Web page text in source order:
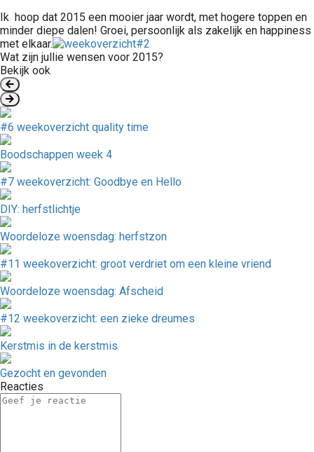
Ik hoop dat 2015 een mooier jaar wordt, met hogere toppen en
minder diepe dalen! Groei, persoonlijk als zakelijk en happiness
met elkaar.
Wat zijn jullie wensen voor 2015?
Bekijk ook
#6 weekoverzicht quality time
Boodschappen week 4
#7 weekoverzicht: Goodbye en Hello
DIY: herfstlichtje
Woordeloze woensdag: herfstzon
#11 weekoverzicht: groot verdriet om een kleine vriend
Woordeloze woensdag: Afscheid
#12 weekoverzicht: een zieke dreumes
Kerstmis in de kerstmis
Gezocht en gevonden
Reacties